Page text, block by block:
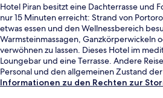
Hotel Piran besitzt eine Dachterrasse und
nur 15 Minuten erreicht: Strand von
etwas essen und den Wellnessbereich
Warmsteinmassagen, Ganzkörperwickeln
verwöhnen zu lassen. Dieses Hotel im
Loungebar und eine Terrasse. Andere
Personal und den allgemeinen Zustand
Informationen zu den Rechten zur